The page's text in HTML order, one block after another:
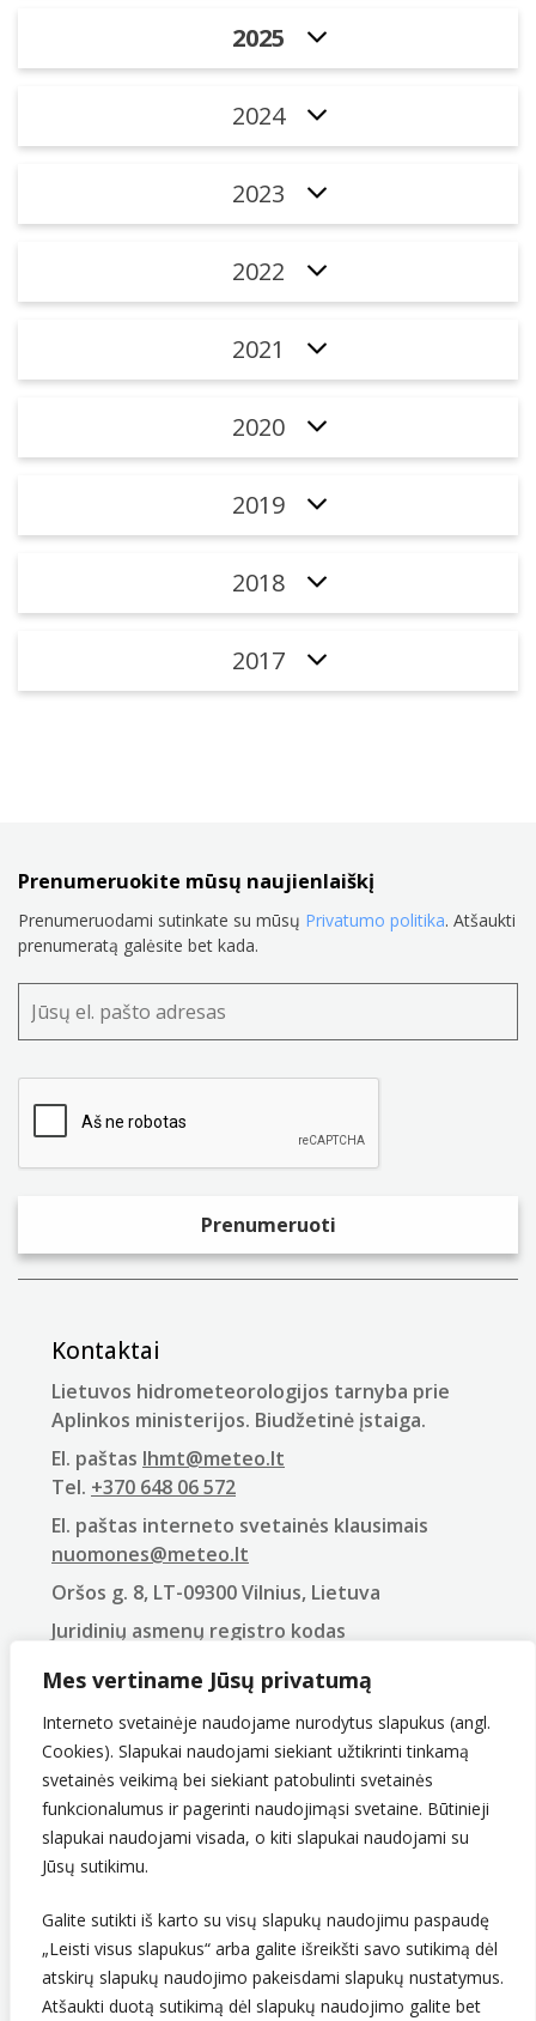
Mes vertiname Jūsų privatumą
Interneto svetainėje naudojame nurodytus slapukus (angl.
Cookies). Slapukai naudojami siekiant užtikrinti tinkamą
svetainės veikimą bei siekiant patobulinti svetainės
funkcionalumus ir pagerinti naudojimąsi svetaine. Būtinieji
slapukai naudojami visada, o kiti slapukai naudojami su
Jūsų sutikimu.
Galite sutikti iš karto su visų slapukų naudojimu paspaudę
„Leisti visus slapukus“ arba galite išreikšti savo sutikimą dėl
atskirų slapukų naudojimo pakeisdami slapukų nustatymus.
Atšaukti duotą sutikimą dėl slapukų naudojimo galite bet
2025
2024
2023
2022
2021
2020
2019
2018
2017
Prenumeruokite mūsų naujienlaiškį
Prenumeruodami sutinkate su mūsų Privatumo politika. Atšaukti
prenumeratą galėsite bet kada.
Kontaktai
Lietuvos hidrometeorologijos tarnyba prie
Aplinkos ministerijos. Biudžetinė įstaiga.
El. paštas lhmt@meteo.lt
Tel. +370 648 06 572
El. paštas interneto svetainės klausimais
nuomones@meteo.lt
Oršos g. 8, LT-09300 Vilnius, Lietuva
Juridinių asmenų registro kodas
PVM mokėtojo kodas
LT907432416
Sekite mus